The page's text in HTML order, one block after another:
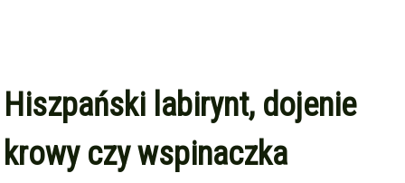
Hiszpański labirynt, dojenie
krowy czy wspinaczka